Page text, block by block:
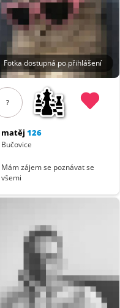
Fotka dostupná po přihlášení
?
matěj 126
Bučovice
Mám zájem se poznávat se
všemi